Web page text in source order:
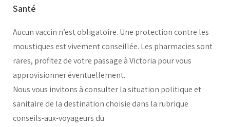
Santé
Aucun vaccin n’est obligatoire. Une protection contre les
moustiques est vivement conseillée. Les pharmacies sont
rares, profitez de votre passage à Victoria pour vous
approvisionner éventuellement.
Nous vous invitons à consulter la situation politique et
sanitaire de la destination choisie dans la rubrique
conseils-aux-voyageurs du